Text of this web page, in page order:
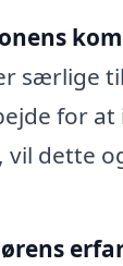
særlige
for at
dette